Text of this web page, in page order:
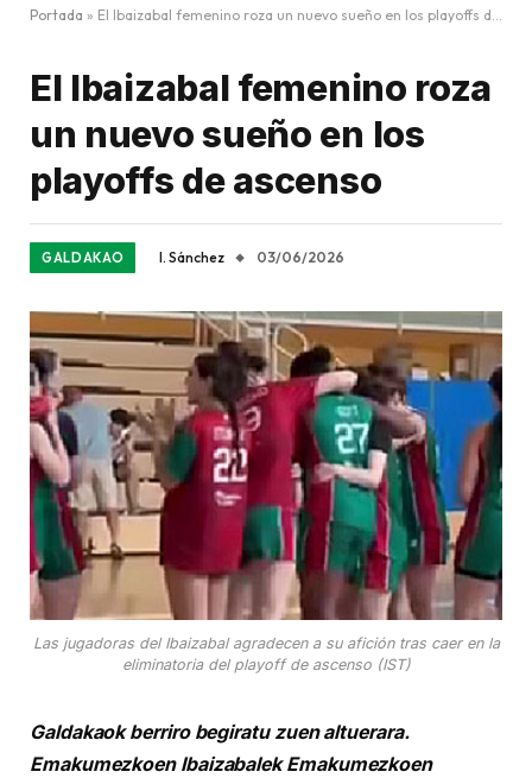
Portada » El Ibaizabal femenino roza un nuevo sueño en los playoffs de ascenso
El Ibaizabal femenino roza
un nuevo sueño en los
playoffs de ascenso
GALDAKAO I. Sánchez 03/06/2026
Las jugadoras del Ibaizabal agradecen a su afición tras caer en la
eliminatoria del playoff de ascenso (IST)
Galdakaok berriro begiratu zuen altuerara.
Emakumezkoen Ibaizabalek Emakumezkoen